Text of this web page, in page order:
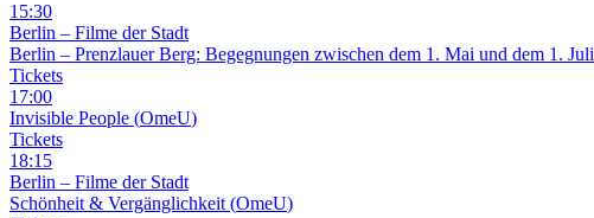
15:30
Berlin – Filme der Stadt
Berlin – Prenzlauer Berg: Begegnungen zwischen dem 1. Mai und dem 1.
Tickets
17:00
Invisible People (OmeU)
Tickets
18:15
Berlin – Filme der Stadt
Schönheit & Vergänglichkeit (OmeU)